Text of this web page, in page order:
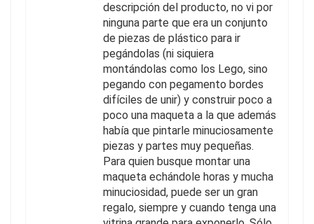
descripción del producto, no vi por
ninguna parte que era un conjunto
de piezas de plástico para ir
pegándolas (ni siquiera
montándolas como los Lego, sino
pegando con pegamento bordes
difíciles de unir) y construir poco a
poco una maqueta a la que además
había que pintarle minuciosamente
piezas y partes muy pequeñas.
Para quien busque montar una
maqueta echándole horas y mucha
minuciosidad, puede ser un gran
regalo, siempre y cuando tenga una